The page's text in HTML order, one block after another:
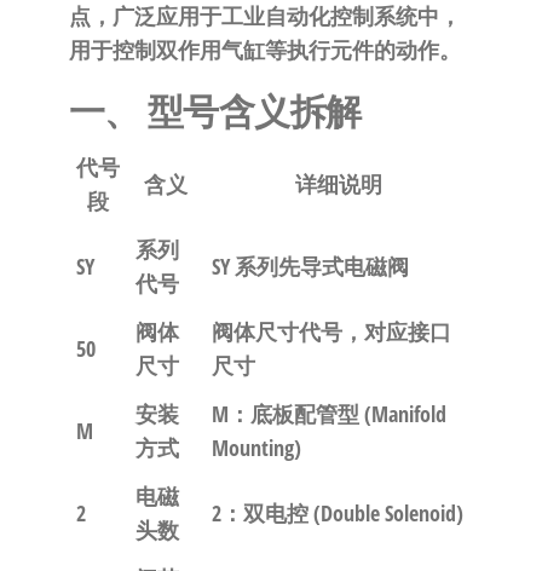
点，广泛应用于工业自动化控制系统中，
用于控制双作用气缸等执行元件的动作。
一、 型号含义拆解
代号
段
含义 详细说明
SY
系列
代号
SY​ 系列先导式电磁阀
50
阀体
尺寸
阀体尺寸代号，对应接口
尺寸
M
安装
方式
M ：底板配管型 (Manifold
Mounting)
2
电磁
头数
2：双电控 (Double Solenoid)